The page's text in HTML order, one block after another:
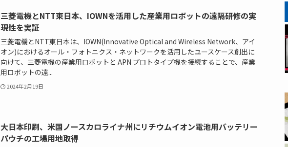
三菱電機とNTT東日本、IOWNを活用した産業用ロボットの遠隔研修の実
現性を実証
三菱電機とNTT東日本は、IOWN(Innovative Optical and Wireless Network、アイ
オン)におけるオール・フォトニクス・ネットワークを活用したユースケース創出に
向けて、三菱電機の産業用ロボットと APN プロトタイプ機を接続することで、産業
用ロボットの遠...
2024年2月19日
大日本印刷、米国ノースカロライナ州にリチウムイオン電池用バッテリー
パウチの工場用地取得